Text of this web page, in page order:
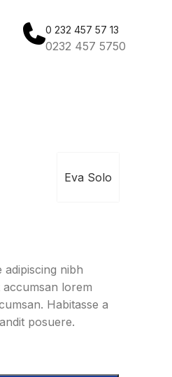
0 232 457 57 13
0232 457 5750
Eva Solo
adipiscing nibh
accumsan lorem
Habitasse a
posuere.